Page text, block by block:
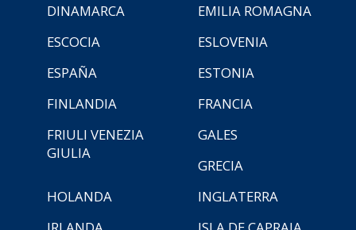
DINAMARCA
EMILIA ROMAGNA
ESCOCIA
ESLOVENIA
ESPAÑA
ESTONIA
FINLANDIA
FRANCIA
FRIULI VENEZIA
GIULIA
GALES
GRECIA
HOLANDA
INGLATERRA